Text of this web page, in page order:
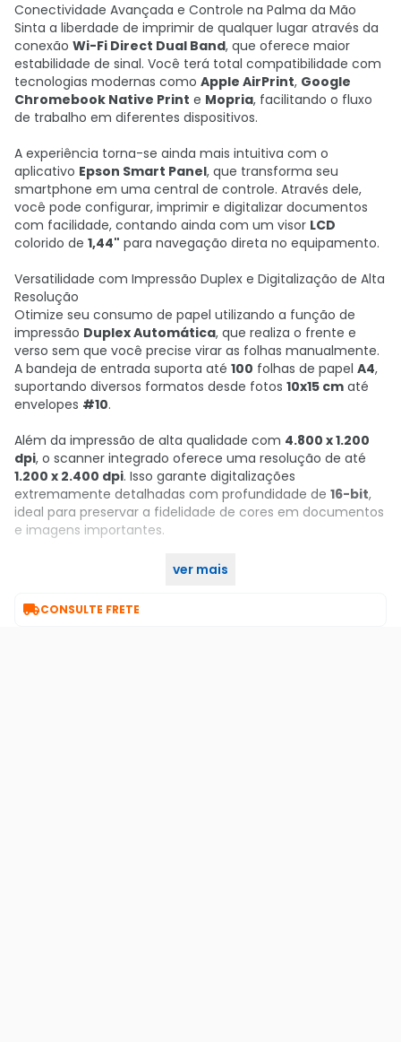
Conectividade Avançada e Controle na Palma da Mão
Sinta a liberdade de imprimir de qualquer lugar através da
conexão Wi-Fi Direct Dual Band, que oferece maior
estabilidade de sinal. Você terá total compatibilidade com
tecnologias modernas como Apple AirPrint, Google
Chromebook Native Print e Mopria, facilitando o fluxo
de trabalho em diferentes dispositivos.
A experiência torna-se ainda mais intuitiva com o
aplicativo Epson Smart Panel, que transforma seu
smartphone em uma central de controle. Através dele,
você pode configurar, imprimir e digitalizar documentos
com facilidade, contando ainda com um visor LCD
colorido de 1,44" para navegação direta no equipamento.
Versatilidade com Impressão Duplex e Digitalização de Alta
Resolução
Otimize seu consumo de papel utilizando a função de
impressão Duplex Automática, que realiza o frente e
verso sem que você precise virar as folhas manualmente.
A bandeja de entrada suporta até 100 folhas de papel A4,
suportando diversos formatos desde fotos 10x15 cm até
envelopes #10.
Além da impressão de alta qualidade com 4.800 x 1.200
dpi, o scanner integrado oferece uma resolução de até
1.200 x 2.400 dpi. Isso garante digitalizações
extremamente detalhadas com profundidade de 16-bit,
ideal para preservar a fidelidade de cores em documentos
e imagens importantes.
ver mais
CONSULTE FRETE